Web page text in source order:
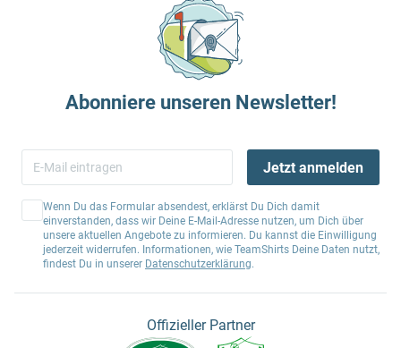
Abonniere unseren Newsletter!
Jetzt anmelden
Wenn Du das Formular absendest, erklärst Du Dich damit
einverstanden, dass wir Deine E-Mail-Adresse nutzen, um Dich über
unsere aktuellen Angebote zu informieren. Du kannst die Einwilligung
jederzeit widerrufen. Informationen, wie TeamShirts Deine Daten nutzt,
findest Du in unserer Datenschutzerklärung.
Offizieller Partner